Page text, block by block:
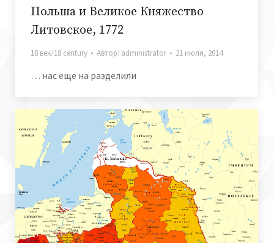
Польша и Великое Княжество
Литовское, 1772
18 век/18 century Автор: administrator 21 июля, 2014
… нас еще на разделили